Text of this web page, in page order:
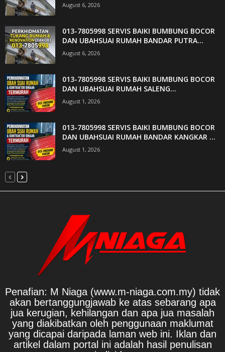
August 6, 2026
013-7805998 SERVIS BAIKI BUMBUNG BOCOR
DAN UBAHSUAI RUMAH BANDAR PUTRA...
August 6, 2026
013-7805998 SERVIS BAIKI BUMBUNG BOCOR
DAN UBAHSUAI RUMAH SALENG...
August 1, 2026
013-7805998 SERVIS BAIKI BUMBUNG BOCOR
DAN UBAHSUAI RUMAH BANDAR KANGKAR ...
August 1, 2026
Penafian: M Niaga (www.m-niaga.com.my) tidak
akan bertanggungjawab ke atas sebarang apa
jua kerugian, kehilangan dan apa jua masalah
yang diakibatkan oleh penggunaan maklumat
yang dicapai daripada laman web ini. Iklan dan
artikel dalam portal ini adalah hasil penulisan